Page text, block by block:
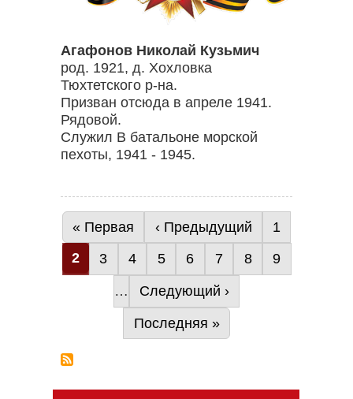
Агафонов Николай Кузьмич
род. 1921, д. Хохловка
Тюхтетского р-на.
Призван отсюда в апреле 1941.
Рядовой.
Служил В батальоне морской
пехоты, 1941 - 1945.
Нумерация
страниц
Первая страница
« Первая Предыдущая страница
‹ Предыдущий Страница
1
Текущая страница
2 Страница
3 Страница
4 Страница
5 Страница
6 Страница
7 Страница
8 Страница
9
… Следующая страница
Следующий ›
Последняя страница
Последняя »